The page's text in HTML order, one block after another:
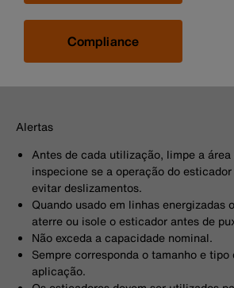
Compliance
Alertas
Antes de cada utilização, limpe a
inspecione se a operação do
evitar deslizamentos.
Quando usado em linhas energizadas
aterre ou isole o esticador antes de
Não exceda a capacidade nominal.
Sempre corresponda o tamanho e
aplicação.